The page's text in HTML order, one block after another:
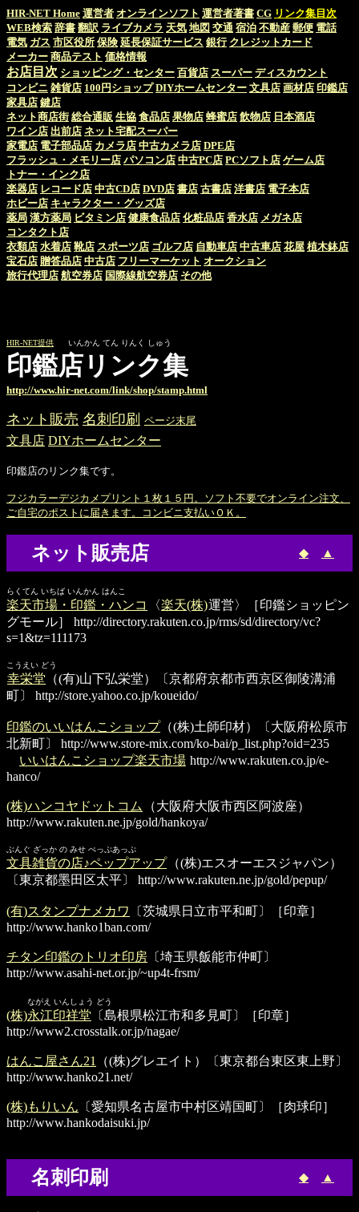
HIR-NET Home 運営者 オンラインソフト 運営者著書 CG リンク集目次
WEB検索 辞書 翻訳 ライブカメラ 天気 地図 交通 宿泊 不動産 郵便 電話
電気 ガス 市区役所 保険 延長保証サービス 銀行 クレジットカード
メーカー 商品テスト 価格情報
お店目次 ショッピング・センター 百貨店 スーパー ディスカウント
コンビニ 雑貨店 100円ショップ DIYホームセンター 文具店 画材店 印鑑店
家具店 鍵店
ネット商店街 総合通販 生協 食品店 果物店 蜂蜜店 飲物店 日本酒店
ワイン店 出前店 ネット宅配スーパー
家電店 電子部品店 カメラ店 中古カメラ店 DPE店
フラッシュ・メモリー店 パソコン店 中古PC店 PCソフト店 ゲーム店
トナー・インク店
楽器店 レコード店 中古CD店 DVD店 書店 古書店 洋書店 電子本店
ホビー店 キャラクター・グッズ店
薬局 漢方薬局 ビタミン店 健康食品店 化粧品店 香水店 メガネ店
コンタクト店
衣類店 水着店 靴店 スポーツ店 ゴルフ店 自動車店 中古車店 花屋 植木鉢店
宝石店 贈答品店 中古店 フリーマーケット オークション
旅行代理店 航空券店 国際線航空券店 その他
HIR-NET提供 いんかん てん りんく しゅう
印鑑店リンク集
http://www.hir-net.com/link/shop/stamp.html
ネット販売 名刺印刷 ページ末尾
文具店 DIYホームセンター
印鑑店のリンク集です。
フジカラーデジカメプリント１枚１５円。ソフト不要でオンライン注文、
ご自宅のポストに届きます。コンビニ支払いＯＫ。
ネット販売店 ◆ ▲
らくてん いちば いんかん はんこ
楽天市場・印鑑・ハンコ 〈楽天(株)運営〉［印鑑ショッピン
グモール］
http://directory.rakuten.co.jp/rms/sd/directory/vc?
s=1&tz=111173
こうえい どう
幸栄堂 （(有)山下弘栄堂）〔京都府京都市西京区御陵溝浦
町〕
http://store.yahoo.co.jp/koueido/
印鑑のいいはんこショップ（(株)土師印材）〔大阪府松原市
北新町〕
http://www.store-mix.com/ko-bai/p_list.php?oid=235
いいはんこショップ楽天市場 http://www.rakuten.co.jp/e-
hanco/
(株)ハンコヤドットコム
（大阪府大阪市西区阿波座）
http://www.rakuten.ne.jp/gold/hankoya/
ぶんぐ ざっか の みせ ぺっぷあっぷ
文具雑貨の店♪ペップアップ （(株)エスオーエスジャパン）
〔東京都墨田区太平〕
http://www.rakuten.ne.jp/gold/pepup/
(有)スタンプナメカワ
〔茨城県日立市平和町〕［印章］
http://www.hanko1ban.com/
チタン印鑑のトリオ印房 〔埼玉県飯能市仲町〕
http://www.asahi-net.or.jp/~up4t-frsm/
ながえ いんしょう どう
(株)永江印祥堂 〔島根県松江市和多見町〕［印章］
http://www2.crosstalk.or.jp/nagae/
はんこ屋さん21
（(株)グレエイト）〔東京都台東区東上野〕
http://www.hanko21.net/
(株)もりいん 〔愛知県名古屋市中村区靖国町〕［肉球印］
http://www.hankodaisuki.jp/
名刺印刷 ◆ ▲